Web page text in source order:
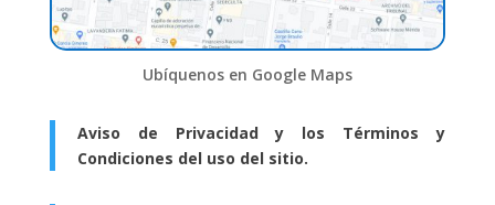
Ubíquenos en Google Maps
Aviso de Privacidad y los Términos y
Condiciones del uso del sitio.